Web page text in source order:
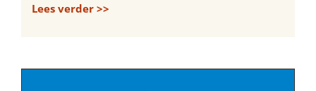
Lees verder >>